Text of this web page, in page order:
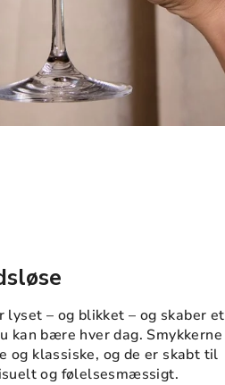
lyset – og blikket – og skaber et
kan bære hver dag. Smykkerne
og klassiske, og de er skabt til
og følelsesmæssigt.